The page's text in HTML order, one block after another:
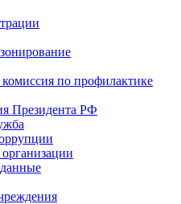
по профилактике
Президента РФ